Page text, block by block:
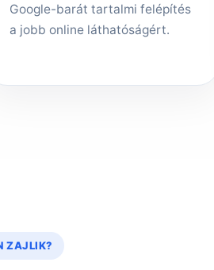
Google-barát tartalmi felépítés
a jobb online láthatóságért.
ZAJLIK?